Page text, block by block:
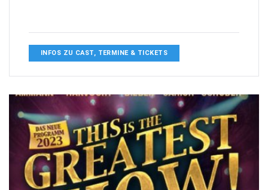
INFOS ZU CAST, TERMINE & TICKETS